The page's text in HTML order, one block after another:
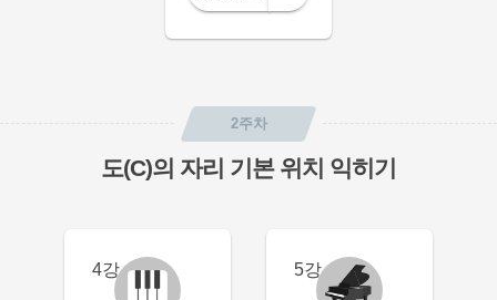
2주차
도(C)의 자리 기본 위치 익히기
4강 5강